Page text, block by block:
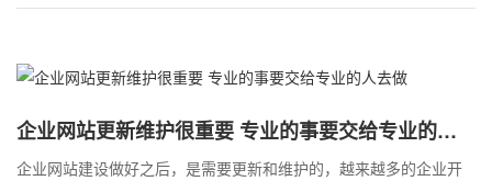
觉疲劳，这两个都属于比较极端的选择，企业做网站建设不应该只
少太单调，视觉效果不好，层次不清晰不够美观，那网站上图片是
设计制作页面图文排版的时候图片越多越好是误区。
企业网站更新维护很重要 专业的事要交给专业的人
去做
企业网站建设做好之后，是需要更新和维护的，越来越多的企业开